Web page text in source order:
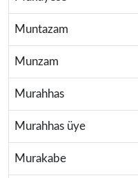
Muntazam
Munzam
Murahhas
Murahhas üye
Murakabe